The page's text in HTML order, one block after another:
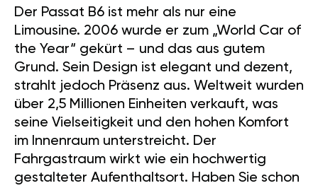
Der Passat B6 ist mehr als nur eine
Limousine. 2006 wurde er zum „World Car of
the Year“ gekürt – und das aus gutem
Grund. Sein Design ist elegant und dezent,
strahlt jedoch Präsenz aus. Weltweit wurden
über 2,5 Millionen Einheiten verkauft, was
seine Vielseitigkeit und den hohen Komfort
im Innenraum unterstreicht. Der
Fahrgastraum wirkt wie ein hochwertig
gestalteter Aufenthaltsort. Haben Sie schon